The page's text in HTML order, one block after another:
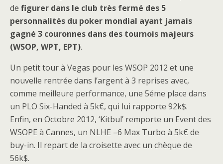
de figurer dans le club très fermé des 5
personnalités du poker mondial ayant jamais
gagné 3 couronnes dans des tournois majeurs
(WSOP, WPT, EPT).
Un petit tour à Vegas pour les WSOP 2012 et une
nouvelle rentrée dans l’argent à 3 reprises avec,
comme meilleure performance, une 5éme place dans
un PLO Six-Handed à 5k€, qui lui rapporte 92k$.
Enfin, en Octobre 2012, ‘Kitbul’ remporte un Event des
WSOPE à Cannes, un NLHE –6 Max Turbo à 5k€ de
buy-in. Il repart de la croisette avec un chèque de
56k$.